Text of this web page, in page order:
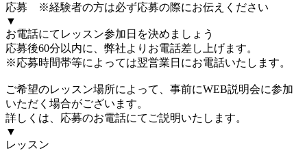
応募 ※経験者の方は必ず応募の際にお伝えください
▼
お電話にてレッスン参加日を決めましょう
応募後60分以内に、弊社よりお電話差し上げます。
※応募時間帯等によっては翌営業日にお電話いたします。
ご希望のレッスン場所によって、事前にWEB説明会に参加
いただく場合がございます。
詳しくは、応募のお電話にてご説明いたします。
▼
レッスン